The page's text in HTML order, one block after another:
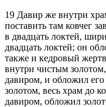
19 Давир же внутри
поставить там ковчег
в двадцать локтей,
двадцать локтей; он
также и кедровый
внутри чистым
давиром, и обложил его
золотом, весь храм до
давиром, обложил